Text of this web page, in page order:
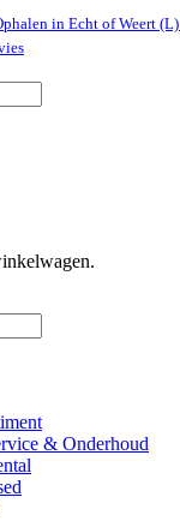
in Echt of Weert (L)
& Onderhoud